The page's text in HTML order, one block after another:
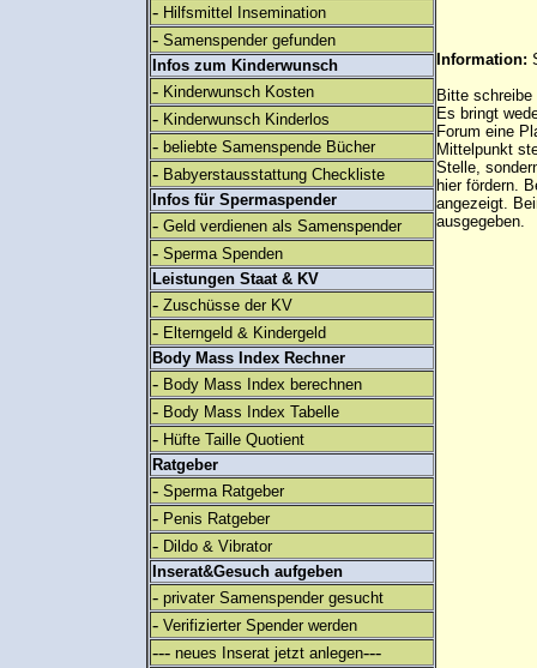
- Hilfsmittel Insemination
- Samenspender gefunden
Infos zum Kinderwunsch
- Kinderwunsch Kosten
- Kinderwunsch Kinderlos
- beliebte Samenspende Bücher
- Babyerstausstattung Checkliste
Infos für Spermaspender
- Geld verdienen als Samenspender
- Sperma Spenden
Leistungen Staat & KV
- Zuschüsse der KV
- Elterngeld & Kindergeld
Body Mass Index Rechner
- Body Mass Index berechnen
- Body Mass Index Tabelle
- Hüfte Taille Quotient
Ratgeber
- Sperma Ratgeber
- Penis Ratgeber
- Dildo & Vibrator
Inserat&Gesuch aufgeben
- privater Samenspender gesucht
- Verifizierter Spender werden
--- neues Inserat jetzt anlegen---
Information:
Bitte
Es bringt
Forum eine
Mittelpunkt
Stelle,
hier fördern.
angezeigt.
ausgegeben.